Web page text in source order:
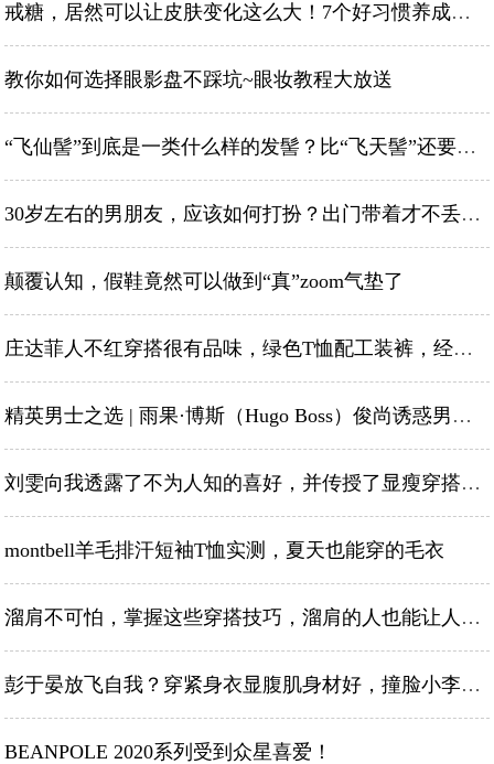
戒糖，居然可以让皮肤变化这么大！7个好习惯养成白皙好皮肤
教你如何选择眼影盘不踩坑~眼妆教程大放送
“飞仙髻”到底是一类什么样的发髻？比“飞天髻”还要仙气
30岁左右的男朋友，应该如何打扮？出门带着才不丢面子
颠覆认知，假鞋竟然可以做到“真”zoom气垫了
庄达菲人不红穿搭很有品味，绿色T恤配工装裤，经典款穿出高级感
精英男士之选 | 雨果·博斯（Hugo Boss）俊尚诱惑男士淡香水
刘雯向我透露了不为人知的喜好，并传授了显瘦穿搭秘籍
montbell羊毛排汗短袖T恤实测，夏天也能穿的毛衣
溜肩不可怕，掌握这些穿搭技巧，溜肩的人也能让人羡慕
彭于晏放飞自我？穿紧身衣显腹肌身材好，撞脸小李子神颜变大叔
BEANPOLE 2020系列受到众星喜爱！